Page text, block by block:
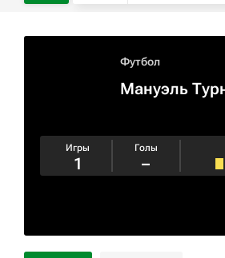
Футбол
Мануэль
Игры
1
Голы
–